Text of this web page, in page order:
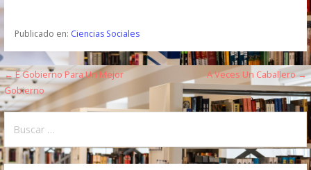
Publicado en: Ciencias Sociales
N
a
v
e
← E Gobierno Para Un Mejor
Gobierno
A Veces Un Caballero →